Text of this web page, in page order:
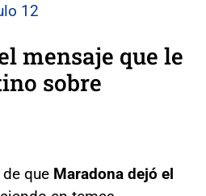
12
mensaje que le
sobre
que Maradona dejó el